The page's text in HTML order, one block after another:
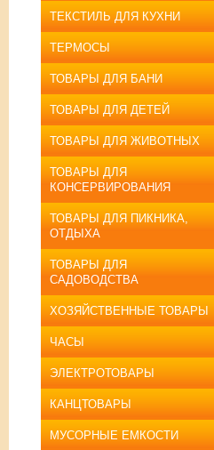
ТЕКСТИЛЬ ДЛЯ КУХНИ
ТЕРМОСЫ
ТОВАРЫ ДЛЯ БАНИ
ТОВАРЫ ДЛЯ ДЕТЕЙ
ТОВАРЫ ДЛЯ ЖИВОТНЫХ
ТОВАРЫ ДЛЯ
КОНСЕРВИРОВАНИЯ
ТОВАРЫ ДЛЯ ПИКНИКА,
ОТДЫХА
ТОВАРЫ ДЛЯ
САДОВОДСТВА
ХОЗЯЙСТВЕННЫЕ ТОВАРЫ
ЧАСЫ
ЭЛЕКТРОТОВАРЫ
КАНЦТОВАРЫ
МУСОРНЫЕ ЕМКОСТИ